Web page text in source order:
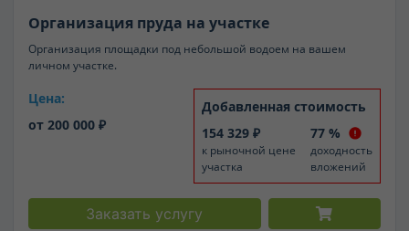
Организация пруда на участке
Организация площадки под небольшой водоем на вашем
личном участке.
Цена:
от 200 000 ₽
Добавленная стоимость
154 329 ₽
к рыночной цене
участка
77 %
доходность
вложений
Заказать услугу